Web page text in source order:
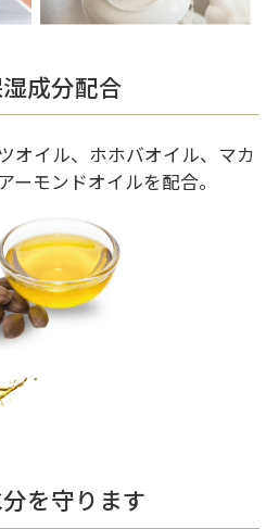
成分配合
オイル、ホホバオイル、マカ
ーモンドオイルを配合。
を守ります